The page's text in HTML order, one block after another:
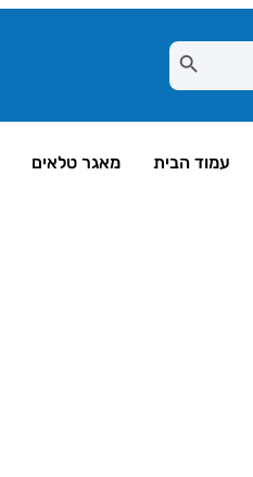
עמוד הבית מאגר טלאים